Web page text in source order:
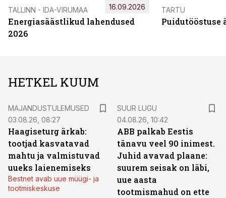
TALLINN - IDA-VIRUMAA
Energiasäästlikud lahendused
2026
16.09.2026 TARTU
Puidutööstuse
HETKEL KUUM
MAJANDUSTULEMUSED
03.08.26, 08:27
Haagiseturg ärkab:
tootjad kasvatavad
mahtu ja valmistuvad
uueks laienemiseks
Bestnet avab uue müügi- ja
tootmiskeskuse
SUUR LUGU
04.08.26, 10:42
ABB palkab Eestis
tänavu veel 90 inimest.
Juhid avavad plaane:
suurem seisak on läbi,
uue aasta
tootmismahud on ette